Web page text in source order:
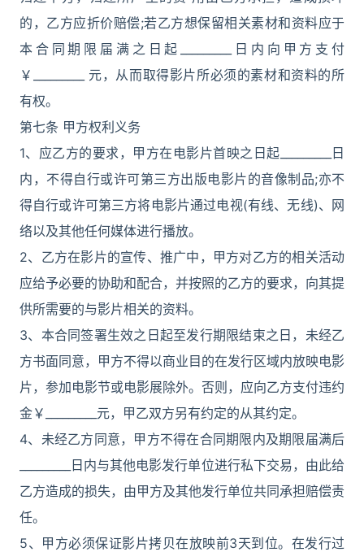
的，乙方应折价赔偿;若乙方想保留相关素材和资料应于
本合同期限届满之日起_________日内向甲方支付
￥_________ 元，从而取得影片所必须的素材和资料的所
有权。
第七条 甲方权利义务
1、应乙方的要求，甲方在电影片首映之日起_________日
内，不得自行或许可第三方出版电影片的音像制品;亦不
得自行或许可第三方将电影片通过电视(有线、无线)、网
络以及其他任何媒体进行播放。
2、乙方在影片的宣传、推广中，甲方对乙方的相关活动
应给予必要的协助和配合，并按照的乙方的要求，向其提
供所需要的与影片相关的资料。
3、本合同签署生效之日起至发行期限结束之日，未经乙
方书面同意，甲方不得以商业目的在发行区域内放映电影
片，参加电影节或电影展除外。否则，应向乙方支付违约
金￥_________元，甲乙双方另有约定的从其约定。
4、未经乙方同意，甲方不得在合同期限内及期限届满后
_________日内与其他电影发行单位进行私下交易，由此给
乙方造成的损失，由甲方及其他发行单位共同承担赔偿责
任。
5、甲方必须保证影片拷贝在放映前3天到位。在发行过